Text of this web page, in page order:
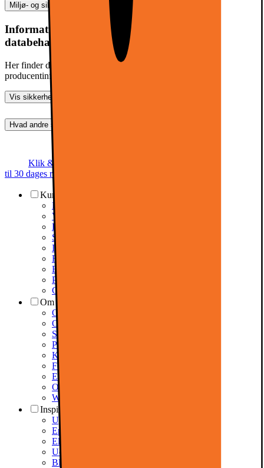
Miljø- og sikkerhedsoplysninger
Information om produktsikkerhed og
databehandling
Her finder du information om generel produktsikkerhed og
producentinformation
Vis sikkerhedsoplysninger
Hvad andre synes (0)
Klik & Hent
til 30 dages returret
Kundeservice
Kundeservice
Varehuse / åbningstider
Elgigantens kundefordele
Services
Information om spam/phishing-emails og SMS
Fortrydelsesret
Elgigantens privatlivspolitik
Partner
Cookiepolitik
Om Elgiganten
Om Elkjøp Nordic
Om Elgiganten
Samfundsansvar
Presseinformation
Karriere i Elgiganten
Fødevarestyrelsen smiley
Elgigantens Kundeklub
Om Elgiganten Erhverv
Whistleblowing i organisationen
Inspiration
Ugens tilbud - og andre gode priser
Epoq køkken & bryggers
Elgigantens Magasin
Udsalg
Black Friday 2026